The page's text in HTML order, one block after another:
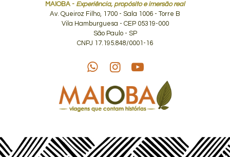
MAIOBA - Experiência, propósito e imersão real
Av. Queiroz Filho, 1700 - Sala 1006 - Torre B
Vila Hamburguesa - CEP 05319-000
São Paulo - SP
CNPJ 17.195.848/0001-16